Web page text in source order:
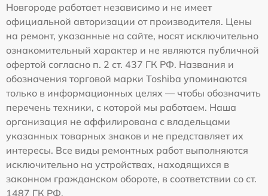
Новгороде работает независимо и не имеет
официальной авторизации от производителя. Цены
на ремонт, указанные на сайте, носят исключительно
ознакомительный характер и не являются публичной
офертой согласно п. 2 ст. 437 ГК РФ. Названия и
обозначения торговой марки Toshiba упоминаются
только в информационных целях — чтобы обозначить
перечень техники, с которой мы работаем. Наша
организация не аффилирована с владельцами
указанных товарных знаков и не представляет их
интересы. Все виды ремонтных работ выполняются
исключительно на устройствах, находящихся в
законном гражданском обороте, в соответствии со ст.
1487 ГК РФ.